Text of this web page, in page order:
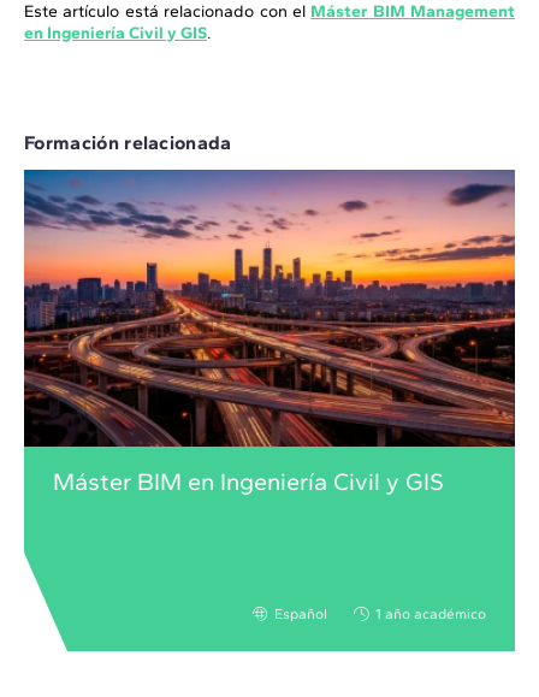
Este artículo está relacionado con el Máster BIM Management
en Ingeniería Civil y GIS.
Formación relacionada
Máster BIM en Ingeniería Civil y GIS
Español 1 año académico